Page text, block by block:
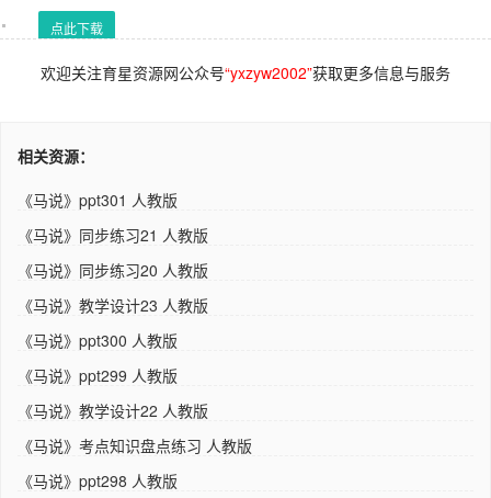
点此下载
欢迎关注育星资源网公众号“yxzyw2002”获取更多信息与服务
相关资源：
《马说》ppt301 人教版
《马说》同步练习21 人教版
《马说》同步练习20 人教版
《马说》教学设计23 人教版
《马说》ppt300 人教版
《马说》ppt299 人教版
《马说》教学设计22 人教版
《马说》考点知识盘点练习 人教版
《马说》ppt298 人教版